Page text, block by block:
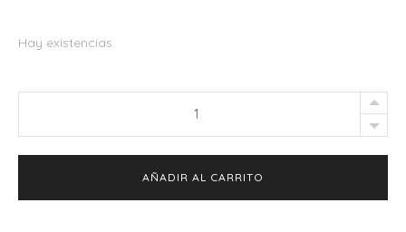
Hay existencias
Esquelas
quantity
AÑADIR AL CARRITO